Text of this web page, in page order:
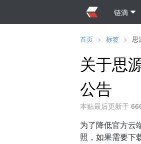
链滴
首页 > 标签 > 思
关于思
公告
本贴最后更新于
为了降低官方云
照，如果需要下